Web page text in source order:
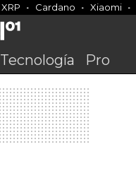
XRP Cardano Xiaomi
Tecnología Pro